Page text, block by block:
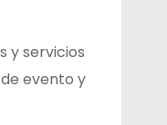
y servicios
evento y